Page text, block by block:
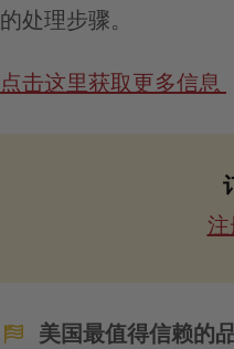
的处理步骤。
点击这里获取更多信息
美国最值得信赖的